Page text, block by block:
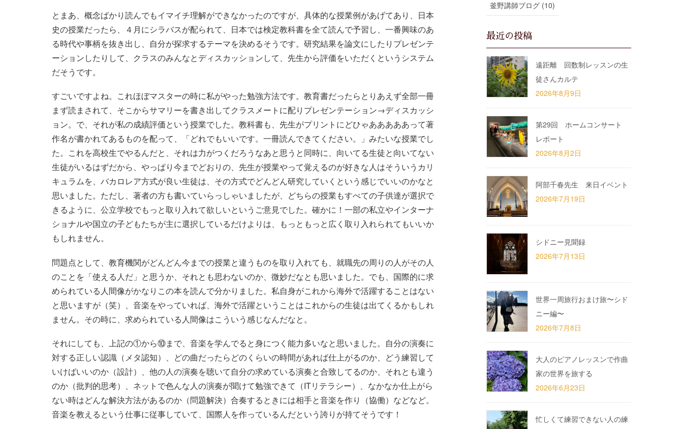
とまあ、概念ばかり読んでもイマイチ理解ができなかったのですが、具体的な授業例があげてあり、日本
史の授業だったら、４月にシラバスが配られて、日本では検定教科書を全て読んで予習し、一番興味のあ
る時代や事柄を抜き出し、自分が探求するテーマを決めるそうです。研究結果を論文にしたりプレゼンテ
ーションしたりして、クラスのみんなとディスカッションして、先生から評価をいただくというシステム
だそうです。
すごいですよね。これほぼマスターの時に私がやった勉強方法です。教育書だったらとりあえず全部一冊
まず読まされて、そこからサマリーを書き出してクラスメートに配りプレゼンテーション→ディスカッシ
ョン。で、それが私の成績評価という授業でした。教科書も、先生がプリントにどひゃあああああって著
作名が書かれてあるものを配って、「どれでもいいです。一冊読んできてください。」みたいな授業でし
た。これを高校生でやるんだと、それは力がつくだろうなあと思うと同時に、向いてる生徒と向いてない
生徒がいるはずだから、やっぱり今までどおりの、先生が授業やって覚えるのが好きな人はそういうカリ
キュラムを、バカロレア方式が良い生徒は、その方式でどんどん研究していくという感じでいいのかなと
思いました。ただし、著者の方も書いていらっしゃいましたが、どちらの授業もすべての子供達が選択で
きるように、公立学校でもっと取り入れて欲しいというご意見でした。確かに！一部の私立やインターナ
ショナルや国立の子どもたちが主に選択しているだけよりは、もっともっと広く取り入れられてもいいか
もしれません。
問題点として、教育機関がどんどん今までの授業と違うものを取り入れても、就職先の周りの人がその人
のことを「使える人だ」と思うか、それとも思わないのか、微妙だなとも思いました。でも、国際的に求
められている人間像がかなりこの本を読んで分かりました。私自身がこれから海外で活躍することはない
と思いますが（笑）、音楽をやっていれば、海外で活躍ということはこれからの生徒は出てくるかもしれ
ません。その時に、求められている人間像はこういう感じなんだなと。
それにしても、上記の①から⑩まで、音楽を学んでると身につく能力多いなと思いました。自分の演奏に
対する正しい認識（メタ認知）、どの曲だったらどのくらいの時間があれば仕上がるのか、どう練習して
いけばいいのか（設計）、他の人の演奏を聴いて自分の求めている演奏と合致してるのか、それとも違う
のか（批判的思考）、ネットで色んな人の演奏が聞けて勉強できて（ITリテラシー）、なかなか仕上がら
ない時はどんな解決方法があるのか（問題解決）合奏するときには相手と音楽を作り（協働）などなど。
音楽を教えるという仕事に従事していて、国際人を作っているんだという誇りが持てそうです！
釜野講師ブログ (10)
最近の投稿
遠距離 回数制レッスンの生
徒さんカルテ
2026年8月9日
第29回 ホームコンサート
レポート
2026年8月2日
阿部千春先生 来日イベント
2026年7月19日
シドニー見聞録
2026年7月13日
世界一周旅行おまけ旅〜シド
ニー編〜
2026年7月8日
大人のピアノレッスンで作曲
家の世界を旅する
2026年6月23日
忙しくて練習できない人の練